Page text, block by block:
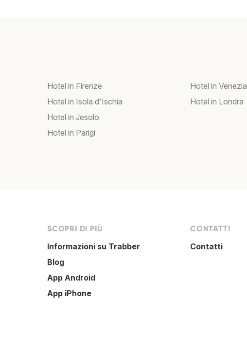
Hotel in Firenze
Hotel in Isola d'Ischia
Hotel in Jesolo
Hotel in Parigi
Hotel in Venezia
Hotel in Londra
SCOPRI DI PIÙ
Informazioni su Trabber
Blog
App Android
App iPhone
CONTATTI
Contatti